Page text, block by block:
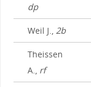
dp
Weil J., 2b
Theissen
A., rf